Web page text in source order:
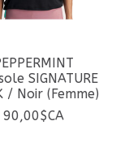
SIGNATURE
/ Noir (Femme)
90,00$CA